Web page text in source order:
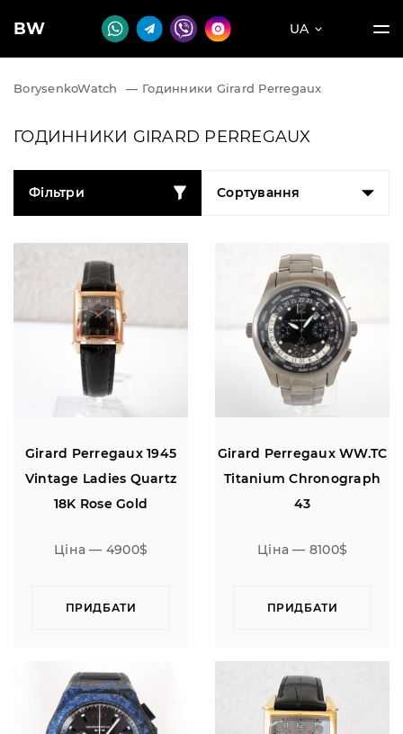
BW UA
BorysenkoWatch — Годинники Girard Perregaux
ГОДИННИКИ GIRARD PERREGAUX
Фільтри Сортування
Girard Perregaux 1945
Vintage Ladies Quartz
18K Rose Gold
Ціна — 4900$
ПРИДБАТИ
Girard Perregaux WW.TC
Titanium Chronograph
43
Ціна — 8100$
ПРИДБАТИ